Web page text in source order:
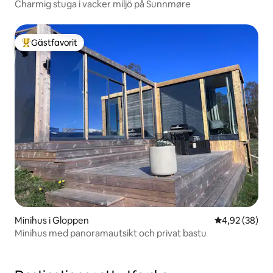
Charmig stuga i vacker miljö på Sunnmøre
Populär gästfavorit
Gästfavorit
Minihus i Gloppen 4,92 av 5 i
4,92 (38)
Minihus med panoramautsikt och privat bastu